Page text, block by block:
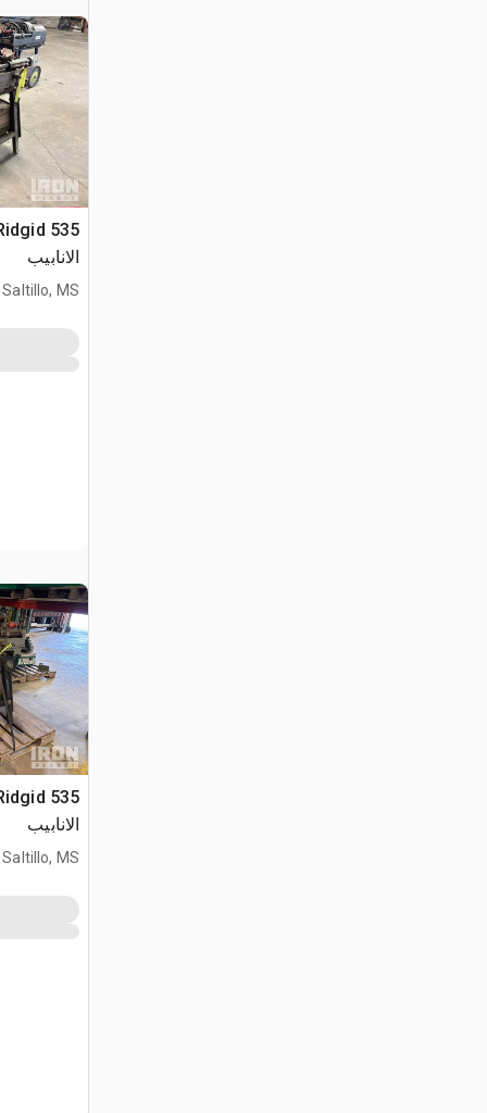
الانابيب
Saltillo, MS
الانابيب
Saltillo, MS